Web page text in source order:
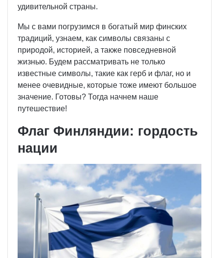
удивительной страны.
Мы с вами погрузимся в богатый мир финских
традиций, узнаем, как символы связаны с
природой, историей, а также повседневной
жизнью. Будем рассматривать не только
известные символы, такие как герб и флаг, но и
менее очевидные, которые тоже имеют большое
значение. Готовы? Тогда начнем наше
путешествие!
Флаг Финляндии: гордость
нации